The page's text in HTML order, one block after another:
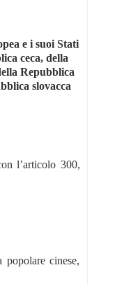
e i suoi Stati
ceca, della
Repubblica
slovacca
l’articolo 300,
cinese,